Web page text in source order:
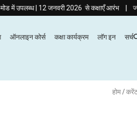
| 12 जनवरी 2026 से कक्षाएँ आरंभ|ज्यूडिशियरी
ऑनलाइन कोर्स कक्षा कार्यक्रम लॉग इन सर्च
होम/